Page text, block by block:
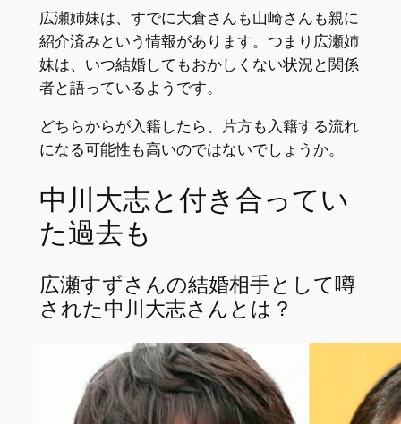
広瀬姉妹は、すでに大倉さんも山崎さんも親に
紹介済みという情報があります。つまり広瀬姉
妹は、いつ結婚してもおかしくない状況と関係
者と語っているようです。
どちらからが入籍したら、片方も入籍する流れ
になる可能性も高いのではないでしょうか。
中川大志と付き合ってい
た過去も
広瀬すずさんの結婚相手として噂
された中川大志さんとは？